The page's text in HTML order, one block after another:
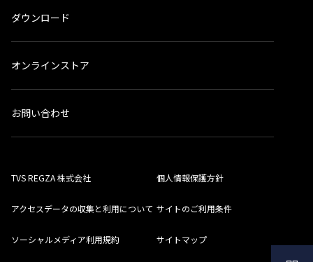
ダウンロード
オンラインストア
お問い合わせ
TVS REGZA 株式会社 個人情報保護方針
アクセスデータの収集と利用について サイトのご利用条件
ソーシャルメディア利用規約 サイトマップ